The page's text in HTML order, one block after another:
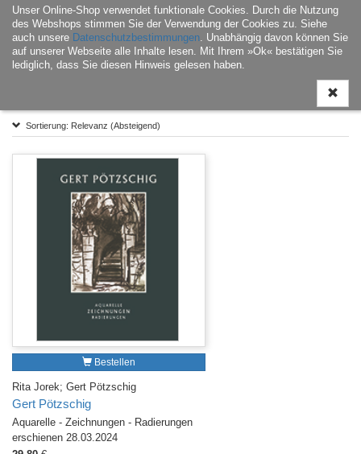
Unser Online-Shop verwendet funktionale Cookies. Durch die Nutzung
des Webshops stimmen Sie der Verwendung der Cookies zu. Siehe
auch unsere Datenschutzbestimmungen. Unabhängig davon können Sie
auf unserer Webseite alle Inhalte lesen. Mit Ihrem »Ok« bestätigen Sie
lediglich, dass Sie diesen Hinweis gelesen haben.
ein-/
Sortierung: Relevanz (Absteigend)
Bestellen
Rita Jorek; Gert Pötzschig
Gert Pötzschig
Aquarelle - Zeichnungen - Radierungen
erschienen 28.03.2024